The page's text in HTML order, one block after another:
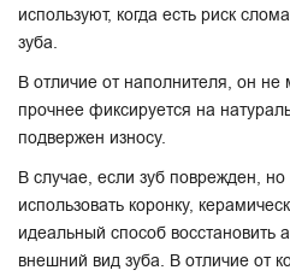
используют, когда есть риск
зуба.
В отличие от наполнителя, он не
прочнее фиксируется на
подвержен износу.
В случае, если зуб поврежден,
использовать коронку,
идеальный способ
внешний вид зуба. В отличие от